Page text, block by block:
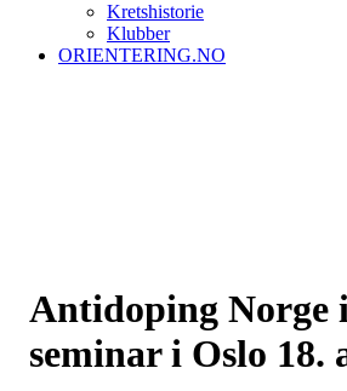
Kretshistorie
Klubber
ORIENTERING.NO
Antidoping Norge
seminar i Oslo 18.